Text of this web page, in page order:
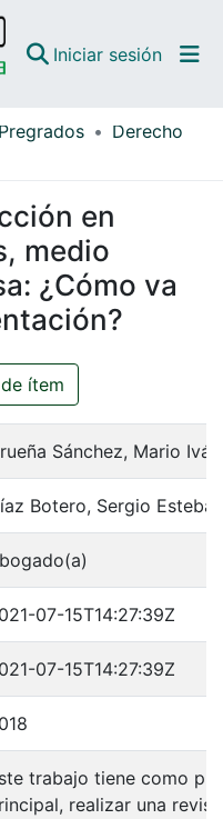
Iniciar sesión
Pregrados
Derecho
en
medio
¿Cómo va
ítem
Sánchez, Mario Iván
Botero, Sergio Esteban
07-15T14:27:39Z
07-15T14:27:39Z
trabajo tiene como
realizar una